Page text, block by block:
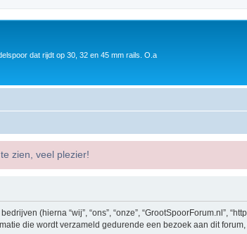
dat rijdt op 30, 32 en 45 mm rails. O.a
zien, veel plezier!
(hierna “wij”, “ons”, “onze”, “GrootSpoorForum.nl”,
die wordt verzameld gedurende een bezoek aan dit